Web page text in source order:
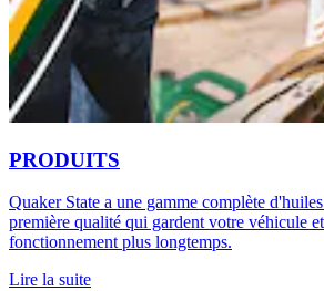
PRODUITS
Quaker State a une gamme complète
première qualité qui gardent votre véhicule
fonctionnement plus longtemps.
Lire la suite